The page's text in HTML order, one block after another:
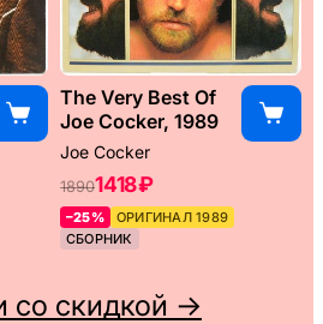
The Very Best Of
Joe Cocker, 1989
Joe Cocker
18901418 ₽
–25%
ОРИГИНАЛ 1989
СБОРНИК
со скидкой →